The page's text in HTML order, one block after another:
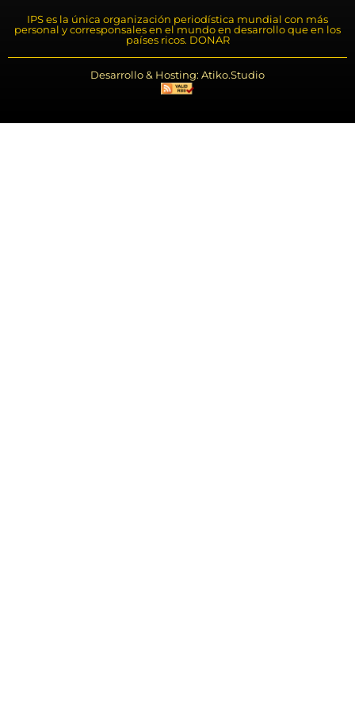
IPS es la única organización periodística mundial con más
personal y corresponsales en el mundo en desarrollo que en los
países ricos. DONAR
Desarrollo & Hosting: Atiko.Studio